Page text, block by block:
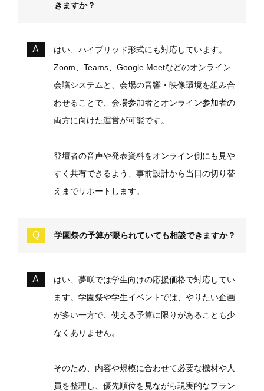
きますか？
はい、ハイブリッド形式にも対応しています。
Zoom、Teams、Google Meetなどのオンライン
会議システムと、会場の音響・映像環境を組み合
わせることで、会場参加者とオンライン参加者の
両方に向けた運営が可能です。
登壇者の音声や発表資料をオンライン側にも見や
すく共有できるよう、事前設計から当日の切り替
えまでサポートします。
学園祭の予算が限られていても相談できますか？
はい、夢咲では学生向けの応援価格で対応してい
ます。学園祭や学生イベントでは、やりたい企画
が多い一方で、使える予算に限りがあることも少
なくありません。
そのため、内容や規模に合わせて必要な機材や人
員を整理し、優先順位を見ながら現実的なプラン